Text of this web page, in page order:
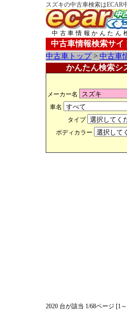
スズキの中古車検索はECAR
中古車情報かんたん
中古車情報検索サイ
中古車トップ> 中古車
かんたん検索シ
メーカー名
車名
タイプ
ボディカラー
2020 台が該当 1/68ページ [1